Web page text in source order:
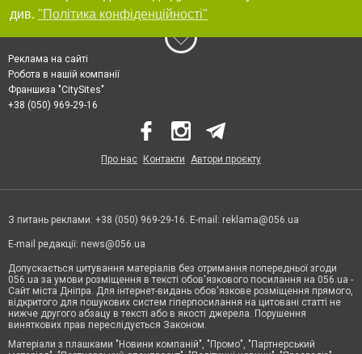
див. "Політика конфіденційності"
Реклама на сайті
Робота в нашій компанії
Франшиза "CitySites"
+38 (050) 969-29-16
Про нас Контакти Автори проєкту
З питань реклами: +38 (050) 969-29-16. E-mail: reklama@056.ua
E-mail редакції: news@056.ua
Допускається цитування матеріалів без отримання попередньої згоди
056.ua за умови розміщення в тексті обов'язкового посилання на 056.ua -
Сайт міста Дніпра. Для інтернет-видань обов'язкове розміщення прямого,
відкритого для пошукових систем гіперпосилання на цитовані статті не
нижче другого абзацу в тексті або в якості джерела. Порушення
виняткових прав переслідується Законом.
Матеріали з плашками "Новини компаній", "Промо", "Партнерський